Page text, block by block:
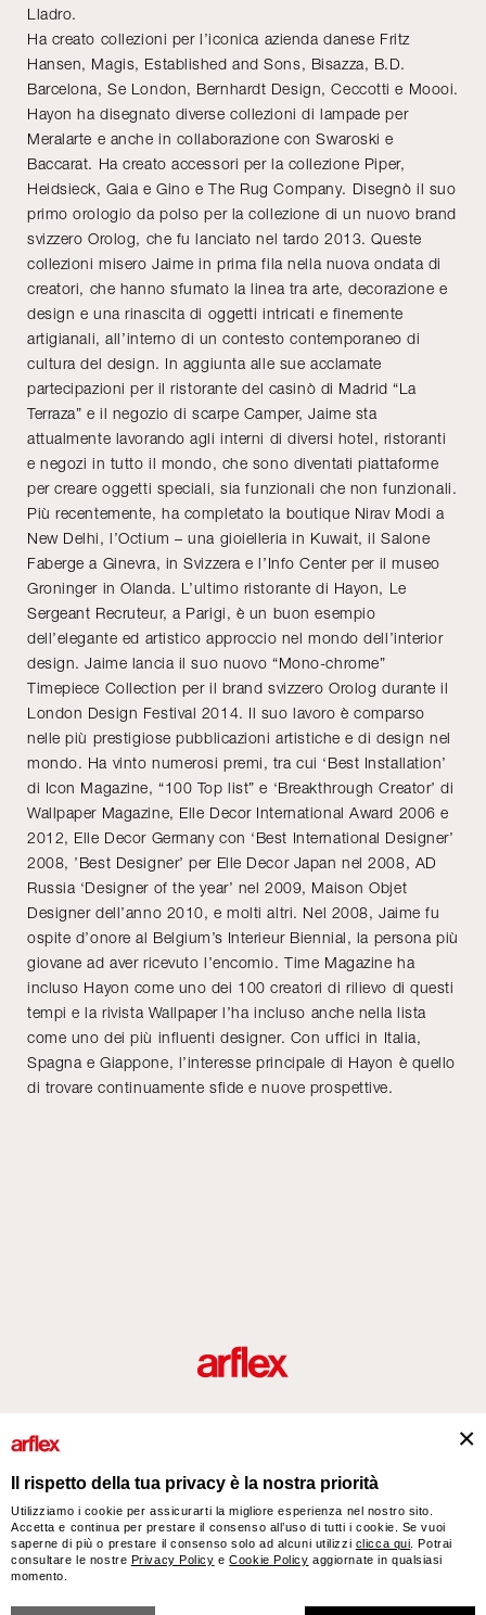
Lladro.
Ha creato collezioni per l’iconica azienda danese Fritz
Hansen, Magis, Established and Sons, Bisazza, B.D.
Barcelona, Se London, Bernhardt Design, Ceccotti e Moooi.
Hayon ha disegnato diverse collezioni di lampade per
Meralarte e anche in collaborazione con Swaroski e
Baccarat. Ha creato accessori per la collezione Piper,
Heidsieck, Gaia e Gino e The Rug Company. Disegnò il suo
primo orologio da polso per la collezione di un nuovo brand
svizzero Orolog, che fu lanciato nel tardo 2013. Queste
collezioni misero Jaime in prima fila nella nuova ondata di
creatori, che hanno sfumato la linea tra arte, decorazione e
design e una rinascita di oggetti intricati e finemente
artigianali, all’interno di un contesto contemporaneo di
cultura del design. In aggiunta alle sue acclamate
partecipazioni per il ristorante del casinò di Madrid “La
Terraza” e il negozio di scarpe Camper, Jaime sta
attualmente lavorando agli interni di diversi hotel, ristoranti
e negozi in tutto il mondo, che sono diventati piattaforme
per creare oggetti speciali, sia funzionali che non funzionali.
Più recentemente, ha completato la boutique Nirav Modi a
New Delhi, l’Octium – una gioielleria in Kuwait, il Salone
Faberge a Ginevra, in Svizzera e l’Info Center per il museo
Groninger in Olanda. L’ultimo ristorante di Hayon, Le
Sergeant Recruteur, a Parigi, è un buon esempio
dell’elegante ed artistico approccio nel mondo dell’interior
design. Jaime lancia il suo nuovo “Mono-chrome”
Timepiece Collection per il brand svizzero Orolog durante il
London Design Festival 2014. Il suo lavoro è comparso
nelle più prestigiose pubblicazioni artistiche e di design nel
mondo. Ha vinto numerosi premi, tra cui ‘Best Installation’
di Icon Magazine, “100 Top list” e ‘Breakthrough Creator’ di
Wallpaper Magazine, Elle Decor International Award 2006 e
2012, Elle Decor Germany con ‘Best International Designer’
2008, ’Best Designer’ per Elle Decor Japan nel 2008, AD
Russia ‘Designer of the year’ nel 2009, Maison Objet
Designer dell’anno 2010, e molti altri. Nel 2008, Jaime fu
ospite d’onore al Belgium’s Interieur Biennial, la persona più
giovane ad aver ricevuto l’encomio. Time Magazine ha
incluso Hayon come uno dei 100 creatori di rilievo di questi
tempi e la rivista Wallpaper l’ha incluso anche nella lista
come uno dei più influenti designer. Con uffici in Italia,
Spagna e Giappone, l’interesse principale di Hayon è quello
di trovare continuamente sfide e nuove prospettive.
arflex – sevensalotti spa via Pizzo Scalino 1 20833 Giussano (Monza e Brianza) Italy
- Phone +39 0362 853043 - VAT IT 00703820969 – © arflex - sevensalotti spa 2026
Il rispetto della tua privacy è la nostra priorità
Utilizziamo i cookie per assicurarti la migliore esperienza nel nostro sito.
Accetta e continua per prestare il consenso all’uso di tutti i cookie. Se vuoi
saperne di più o prestare il consenso solo ad alcuni utilizzi clicca qui . Potrai
consultare le nostre Privacy Policy eCookie Policy aggiornate in qualsiasi
momento.